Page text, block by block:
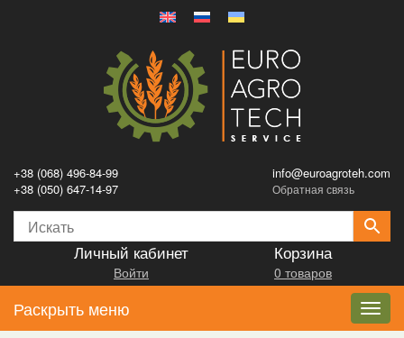
+38 (068) 496-84-99
+38 (050) 647-14-97
info@euroagroteh.com
Обратная связь
Личный кабинет
Войти
Корзина
0 товаров
Раскрыть меню